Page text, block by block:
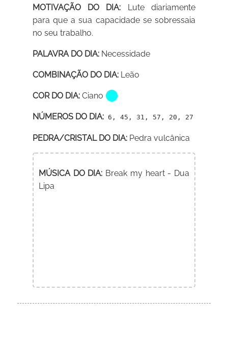
MOTIVAÇÃO DO DIA: Lute diariamente
para que a sua capacidade se sobressaia
no seu trabalho.
PALAVRA DO DIA: Necessidade
COMBINAÇÃO DO DIA: Leão
COR DO DIA: Ciano
NÚMEROS DO DIA: 6, 45, 31, 57, 20, 27
PEDRA/CRISTAL DO DIA: Pedra vulcânica
MÚSICA DO DIA: Break my heart - Dua
Lipa